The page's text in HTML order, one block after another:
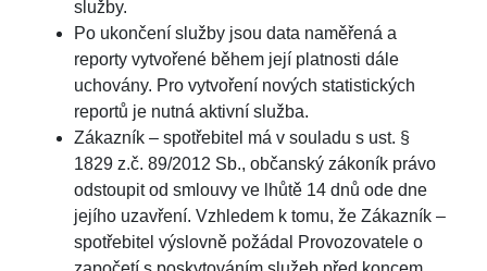
služby.
Po ukončení služby jsou data naměřená a
reporty vytvořené během její platnosti dále
uchovány. Pro vytvoření nových statistických
reportů je nutná aktivní služba.
Zákazník – spotřebitel má v souladu s ust. §
1829 z.č. 89/2012 Sb., občanský zákoník právo
odstoupit od smlouvy ve lhůtě 14 dnů ode dne
jejího uzavření. Vzhledem k tomu, že Zákazník –
spotřebitel výslovně požádal Provozovatele o